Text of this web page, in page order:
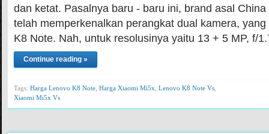
dan ketat. Pasalnya baru - baru ini, brand asal China
telah memperkenalkan perangkat dual kamera,
K8 Note. Nah, untuk resolusinya yaitu 13 + 5 MP, f/
Continue reading »
Tags: Harga Lenovo K8 Note, Harga Xiaomi Mi5x Lenovo K8 Note Vs,
Xiaomi Mi5x Vs